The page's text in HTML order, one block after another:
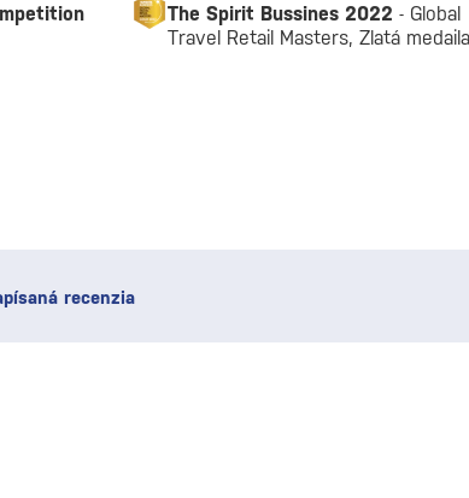
The Spirit Bussines 2022 - Global
Travel Retail Masters, Zlatá medaila
recenzia